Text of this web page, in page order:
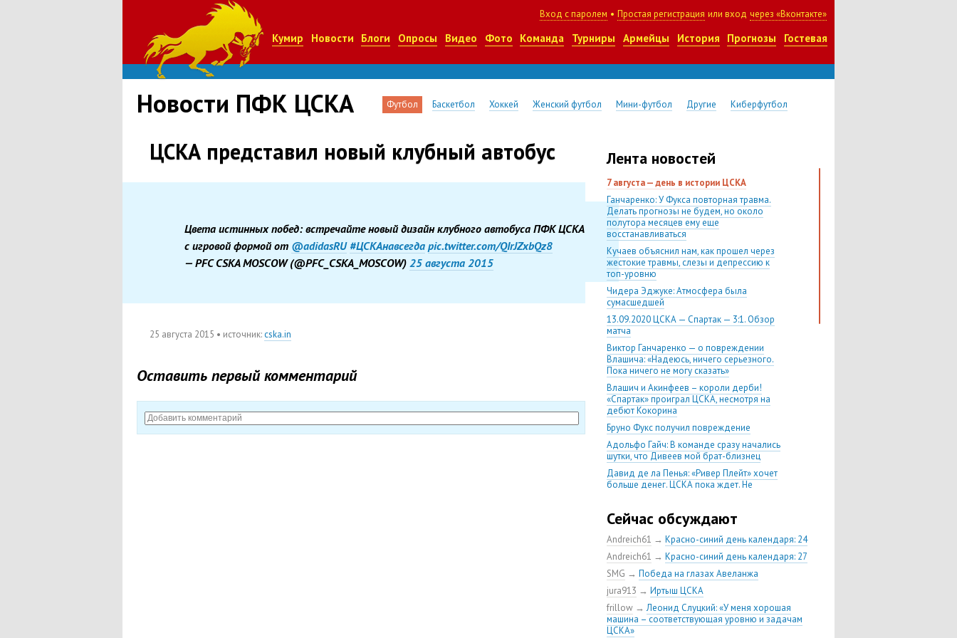
Вход с паролем • Простая регистрация или вход через «Вконтакте»
Кумир Новости Блоги Опросы Видео Фото Команда Турниры Армейцы История Прогнозы Гостевая
Новости ПФК ЦСКА Футбол Баскетбол Хоккей Женский футбол Мини-футбол Другие Киберфутбол
ЦСКА представил новый клубный автобус
Цвета истинных побед: встречайте новый дизайн клубного автобуса ПФК ЦСКА
с игровой формой от @adidasRU #ЦСКАнавсегда pic.twitter.com/QIrJZxbQz8
— PFC CSKA MOSCOW (@PFC_CSKA_MOSCOW) 25 августа 2015
25 августа 2015 • источник:cska.in
Оставить первый комментарий
Лента новостей
7 августа — день в истории ЦСКА
Ганчаренко: У Фукса повторная травма.
Делать прогнозы не будем, но около
полутора месяцев ему еще
восстанавливаться
Кучаев объяснил нам, как прошел через
жестокие травмы, слезы и депрессию к
топ-уровню
Чидера Эджуке: Атмосфера была
сумасшедшей
13.09.2020 ЦСКА — Спартак — 3:1. Обзор
матча
Виктор Ганчаренко — о повреждении
Влашича: «Надеюсь, ничего серьезного.
Пока ничего не могу сказать»
Влашич и Акинфеев – короли дерби!
«Спартак» проиграл ЦСКА, несмотря на
дебют Кокорина
Бруно Фукс получил повреждение
Адольфо Гайч: В команде сразу начались
шутки, что Дивеев мой брат-близнец
Давид де ла Пенья: «Ривер Плейт» хочет
больше денег. ЦСКА пока ждет. Не
08.08.2020 Химки — ЦСКА — 0:2. Обзор
матча
Первый матч сезона в РПЛ —
увереннейшая победа ЦСКА. Гончаренко
выпустил 11 россиян в старте
Ганчаренко — о Гайче: «Если покупаем за
большие деньги, значит, рассчитываем как
на основного форварда»
Ганчаренко: «Влашича сложно заменить,
но Кучаеву и Дзагоеву сегодня это
Сейчас обсуждают
Andreich61 → Красно-синий день календаря: 24
Andreich61 → Красно-синий день календаря: 27
SMG → Победа на глазах Авеланжа
jura913 → Иртыш ЦСКА
frillow →Леонид Слуцкий: «У меня хорошая
машина – соответствующая уровню и задачам
ЦСКА»